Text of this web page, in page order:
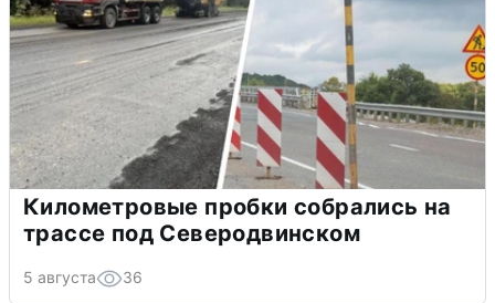
Километровые пробки собрались на
трассе под Северодвинском
5 августа 36